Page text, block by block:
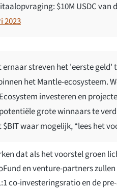
$10M USDC van
2023
ernaar streven het 'eerste
het Mantle-ecosysteem.
investeren en
grote winnaars te
waar mogelijk, “lees het
dat als het voorstel groen
en venture-partners zullen
co-investeringsratio en de